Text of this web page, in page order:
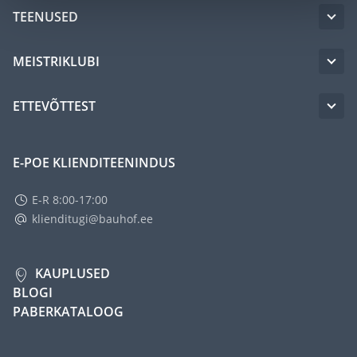
TEENUSED
MEISTRIKLUBI
ETTEVÕTTEST
E-POE KLIENDITEENINDUS
E-R 8:00-17:00
klienditugi@bauhof.ee
KAUPLUSED
BLOGI
PABERKATALOOG